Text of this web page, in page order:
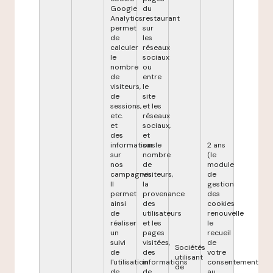
Google
Analytics,
permet
de
calculer
le
nombre
de
visiteurs,
de
sessions,
etc.
et
des
informations
sur
nos
campagnes.
Il
permet
ainsi
de
réaliser
un
suivi
de
l'utilisation
du
restaurant
sur
les
réseaux
sociaux
ou
entre
le
site
et les
réseaux
sociaux,
et
sur le
nombre
de
visiteurs,
la
provenance
des
utilisateurs
et les
pages
visitées,
des
informations
Sociétés
utilisant
de
2 ans
(le
module
de
gestion
des
cookies
renouvelle
le
recueil
de
votre
consentement